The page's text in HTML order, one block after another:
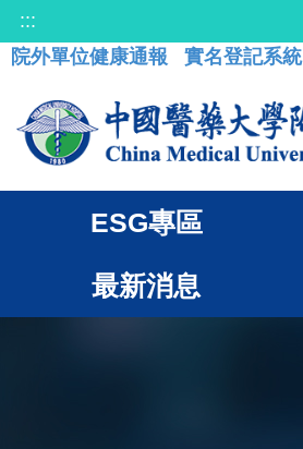
:::
院外單位健康通報
實名登記系統
ESG專區
最新消息